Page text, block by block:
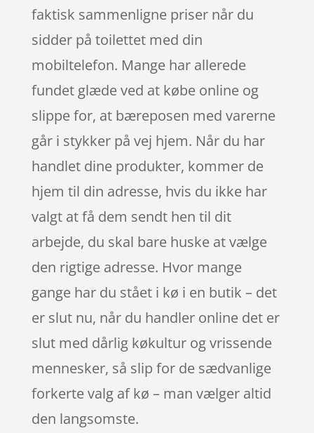
faktisk sammenligne priser når du
sidder på toilettet med din
mobiltelefon. Mange har allerede
fundet glæde ved at købe online og
slippe for, at bæreposen med varerne
går i stykker på vej hjem. Når du har
handlet dine produkter, kommer de
hjem til din adresse, hvis du ikke har
valgt at få dem sendt hen til dit
arbejde, du skal bare huske at vælge
den rigtige adresse. Hvor mange
gange har du stået i kø i en butik – det
er slut nu, når du handler online det er
slut med dårlig køkultur og vrissende
mennesker, så slip for de sædvanlige
forkerte valg af kø – man vælger altid
den langsomste.